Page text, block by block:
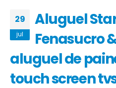
29
jul
Aluguel
Fenasucro
aluguel de
touch screen